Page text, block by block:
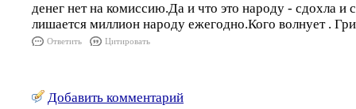
денег нет на комиссию.Да и что это народу - сдохла и
лишается миллион народу ежегодно.Кого волнует .
Ответить Цитировать
Добавить комментарий